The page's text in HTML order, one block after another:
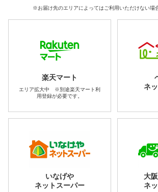
※お届け先のエリアによってはご利用いただけない場
楽天マート
エリア拡大中 ※別途楽天マート利
用登録が必要です。
ネ
いなげや
ネットスーパー
大
ネ